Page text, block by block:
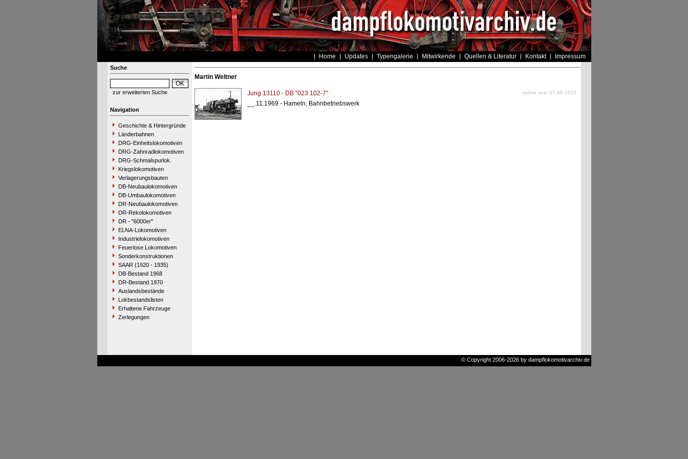
Home Updates Typengalerie Mitwirkende Quellen & Literatur Kontakt Impressum
Suche
zur erweiterten Suche
Navigation
Geschichte & Hintergründe
Länderbahnen
DRG-Einheitslokomotiven
DRG-Zahnradlokomotiven
DRG-Schmalspurlok.
Kriegslokomotiven
Verlagerungsbauten
DB-Neubaulokomotiven
DB-Umbaulokomotiven
DR-Neubaulokomotiven
DR-Rekolokomotiven
DR - "6000er"
ELNA-Lokomotiven
Industrielokomotiven
Feuerlose Lokomotiven
Sonderkonstruktionen
SAAR (1920 - 1935)
DB-Bestand 1968
DR-Bestand 1970
Auslandsbestände
Lokbestandslisten
Erhaltene Fahrzeuge
Zerlegungen
Martin Weltner
Jung 13110 - DB "023 102-7" online seit: 07.06.2021
__.11.1969 - Hameln, Bahnbetriebswerk
© Copyright 2006-2026 by dampflokomotivarchiv.de